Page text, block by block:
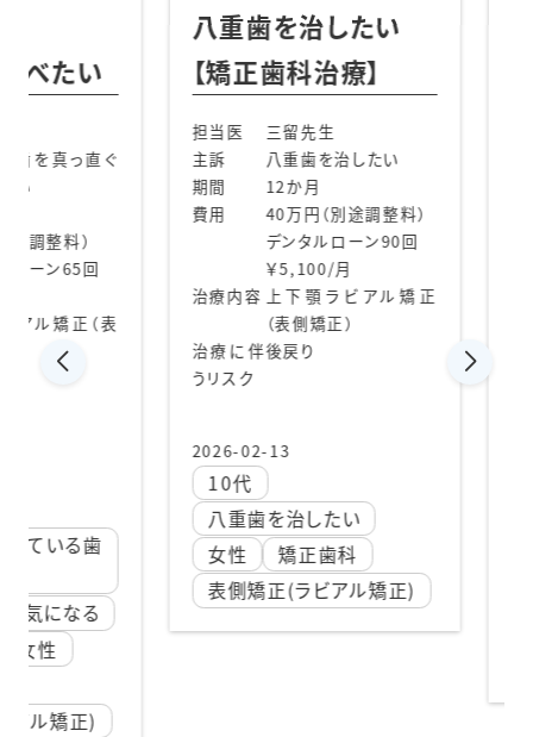
たい
っ直ぐ
料）
ン65回
正（表
る歯
なる
矯正)
八重歯を治したい
【矯正歯科治療】
担当医
三留先生
八重歯を治したい
12か月
40万円（別途調整料）
デンタルローン90回
￥5,100/月
治療内容上下顎ラビアル矯正
（表側矯正）
治療に伴
うリスク
後戻り
2026-02-13
八重歯を治したい
矯正歯科
表側矯正(ラビアル矯正)
治療に
うリスク